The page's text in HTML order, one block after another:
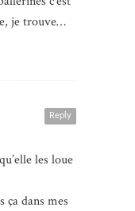
je trouve…
Reply
les loue
ça dans mes